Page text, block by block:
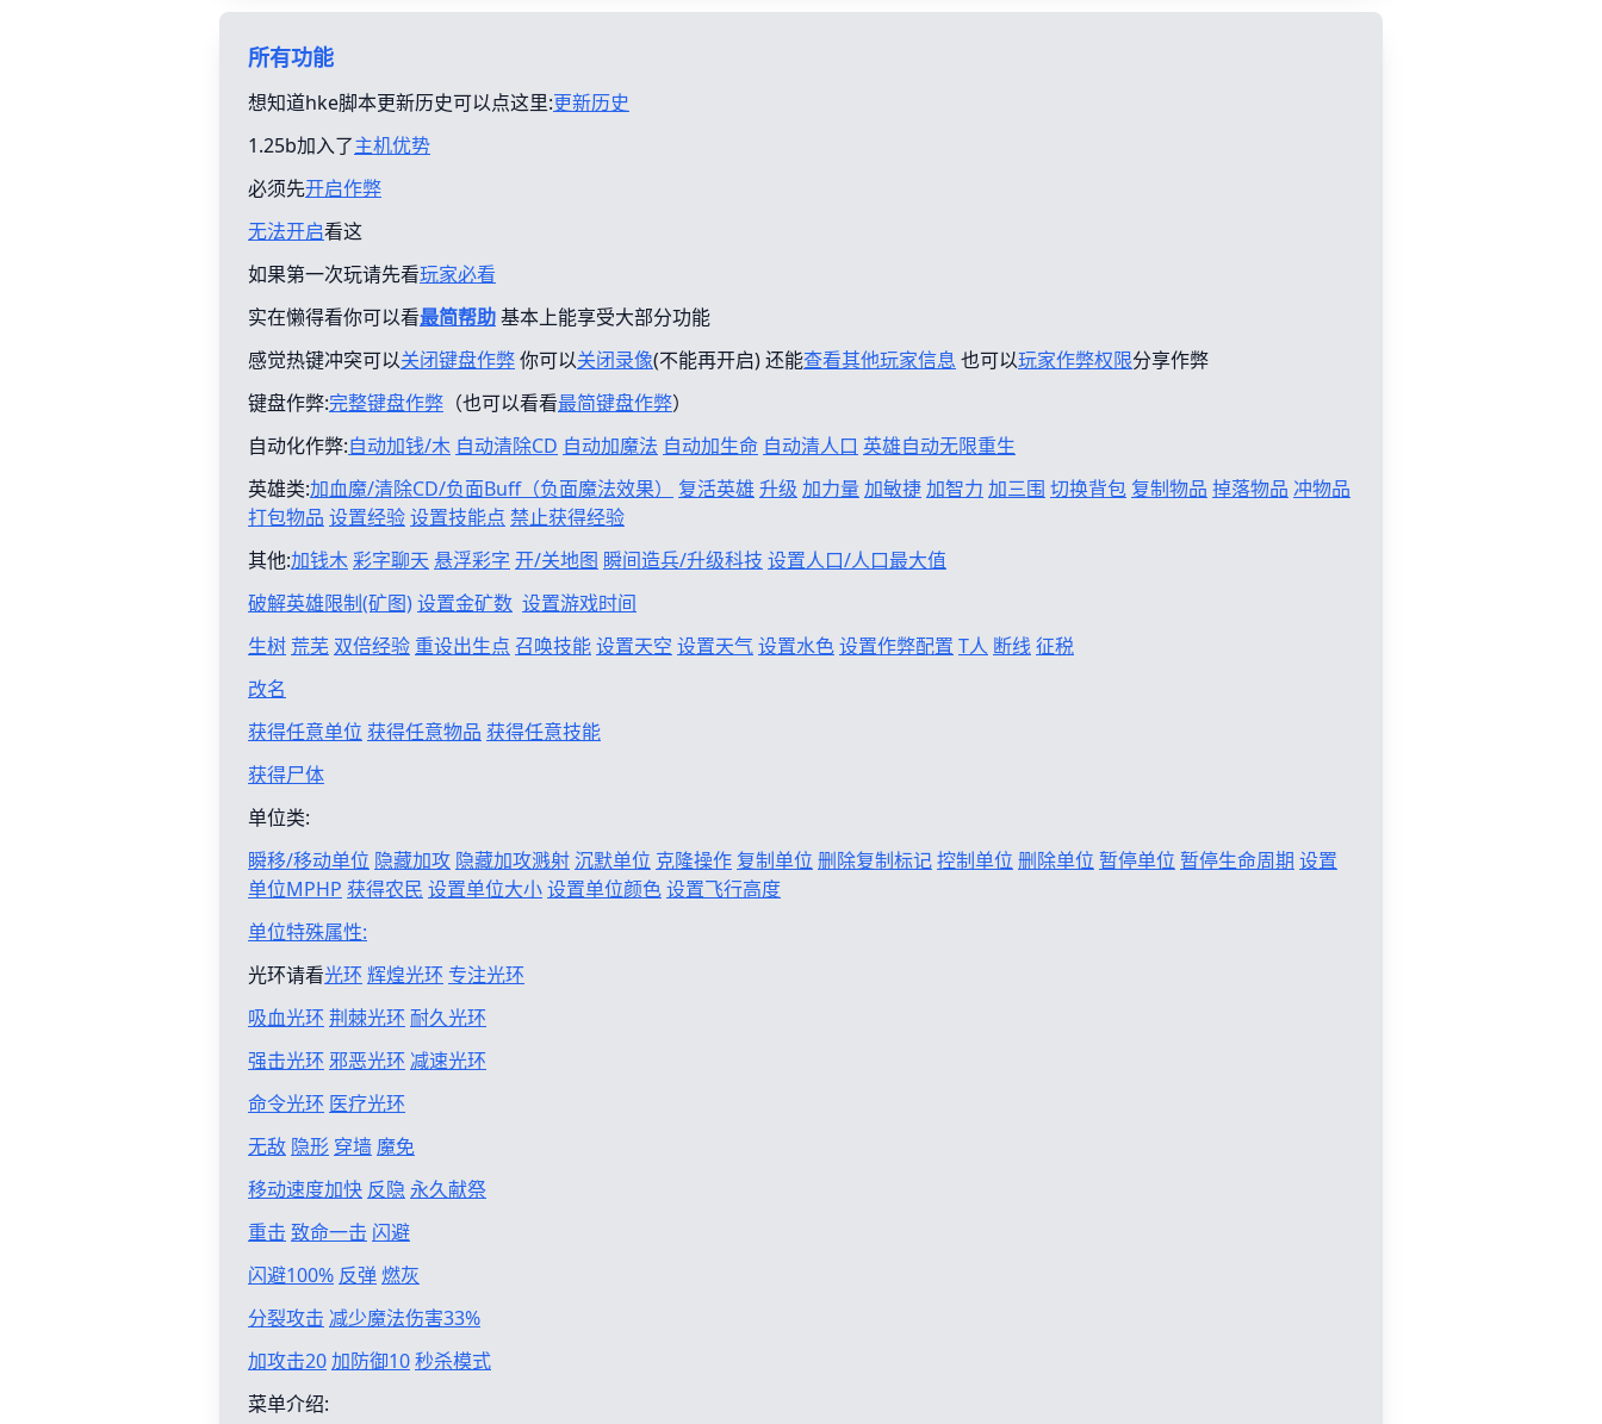
所有功能
想知道hke脚本更新历史可以点这里:更新历史
1.25b加入了主机优势
必须先开启作弊
无法开启看这
如果第一次玩请先看玩家必看
实在懒得看你可以看最简帮助基本上能享受大部分功能
感觉热键冲突可以关闭键盘作弊你可以关闭录像(不能再开启) 还能查看其他玩家信息 也可以玩家作弊权限分享作弊
键盘作弊:完整键盘作弊 （也可以看看最简键盘作弊）
自动化作弊:自动加钱/木 自动清除CD 自动加魔法 自动加生命 自动清人口 英雄自动无限重生
英雄类:加血魔/清除CD/负面Buff（负面魔法效果） 复活英雄 升级 加力量 加敏捷加智力 加三围 切换背包 复制物品 掉落物品 冲物品
打包物品 设置经验设置技能点 禁止获得经验
其他:加钱木彩字聊天 悬浮彩字 开/关地图 瞬间造兵/升级科技 设置人口/人口最大值
破解英雄限制(矿图)设置金矿数 设置游戏时间
生树 荒芜 双倍经验 重设出生点 召唤技能设置天空 设置天气设置水色设置作弊配置 T人 断线征税
改名
获得任意单位 获得任意物品 获得任意技能
获得尸体
单位类:
瞬移/移动单位 隐藏加攻 隐藏加攻溅射沉默单位 克隆操作 复制单位 删除复制标记控制单位 删除单位 暂停单位 暂停生命周期 设置
单位MPHP 获得农民 设置单位大小设置单位颜色设置飞行高度
单位特殊属性:
光环请看光环 辉煌光环 专注光环
吸血光环 荆棘光环 耐久光环
强击光环 邪恶光环 减速光环
命令光环 医疗光环
无敌 隐形 穿墙 魔免
移动速度加快 反隐 永久献祭
重击 致命一击 闪避
闪避100% 反弹燃灰
分裂攻击 减少魔法伤害33%
加攻击20加防御10秒杀模式
菜单介绍: